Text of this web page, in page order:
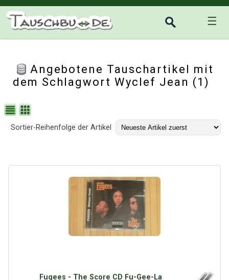
☰
Angebotene Tauschartikel mit
dem Schlagwort Wyclef Jean (1)
Sortier-Reihenfolge der Artikel
Fugees - The Score CD Fu-Gee-La